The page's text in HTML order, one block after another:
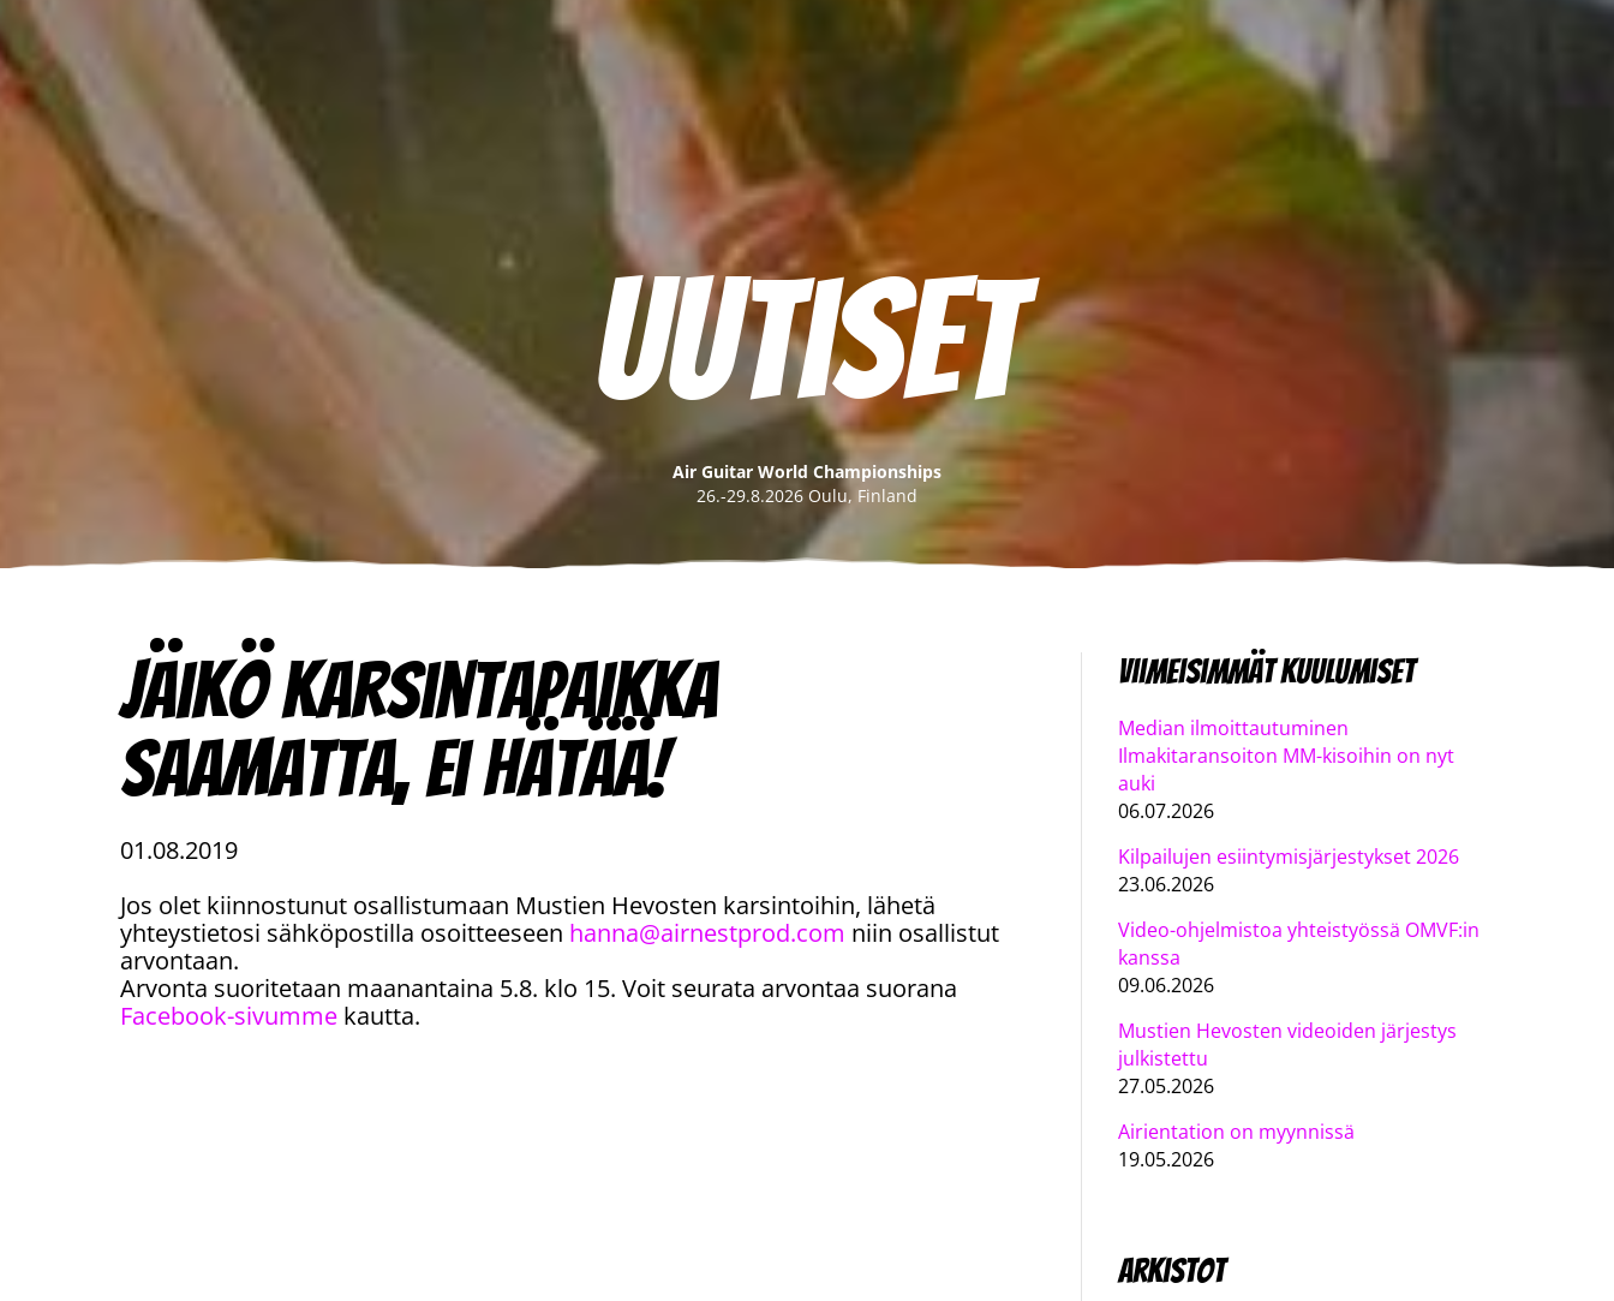
Uutiset
Air Guitar World Championships
26.-29.8.2026 Oulu, Finland
Jäikö karsintapaikka
saamatta, ei hätää!
01.08.2019
Jos olet kiinnostunut osallistumaan Mustien Hevosten karsintoihin, lähetä
yhteystietosi sähköpostilla osoitteeseen hanna@airnestprod.com niin osallistut
arvontaan.
Arvonta suoritetaan maanantaina 5.8. klo 15. Voit seurata arvontaa suorana
Facebook-sivumme kautta.
Viimeisimmät kuulumiset
Median ilmoittautuminen
Ilmakitaransoiton MM-kisoihin on nyt
auki
06.07.2026
Kilpailujen esiintymisjärjestykset 2026
23.06.2026
Video-ohjelmistoa yhteistyössä OMVF:in
kanssa
09.06.2026
Mustien Hevosten videoiden järjestys
julkistettu
27.05.2026
Airientation on myynnissä
19.05.2026
Arkistot